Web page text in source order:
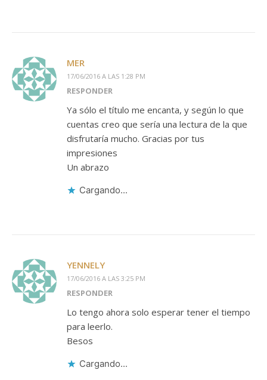
MER
17/06/2016 A LAS 1:28 PM
RESPONDER
Ya sólo el título me encanta, y según lo que
cuentas creo que sería una lectura de la que
disfrutaría mucho. Gracias por tus
impresiones
Un abrazo
Cargando...
YENNELY
17/06/2016 A LAS 3:25 PM
RESPONDER
Lo tengo ahora solo esperar tener el tiempo
para leerlo.
Besos
Cargando...